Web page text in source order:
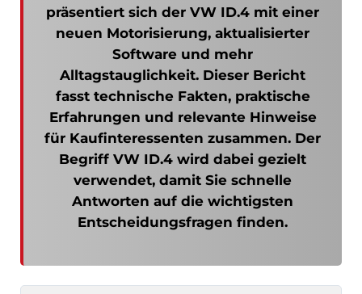
präsentiert sich der VW ID.4 mit einer
neuen Motorisierung, aktualisierter
Software und mehr
Alltagstauglichkeit. Dieser Bericht
fasst technische Fakten, praktische
Erfahrungen und relevante Hinweise
für Kaufinteressenten zusammen. Der
Begriff VW ID.4 wird dabei gezielt
verwendet, damit Sie schnelle
Antworten auf die wichtigsten
Entscheidungsfragen finden.